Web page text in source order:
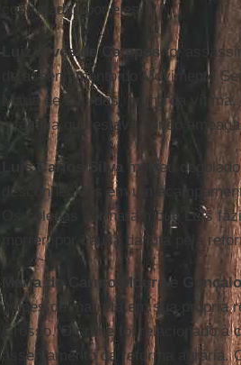
contratadas por eles.
Luiz Alves de Camposfoi
de assentamento do Movimento
Maria de Lourdes, prima da
à família que estava sendo
Luís Carlos Silva
morreu
desconhecidos em um
Os colegas afirmaram que Luís
morrer, por causa da luta pela
Maria do Carmo Moura e
golpes de marreta em sua própria
Grosso. O crime foi relacionado à
assentamento da reforma agrária.